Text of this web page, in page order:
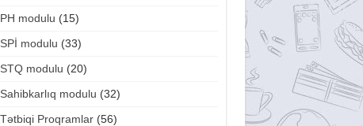
PH modulu (15)
SPİ modulu (33)
STQ modulu (20)
Sahibkarlıq modulu (32)
Tətbiqi Proqramlar(56)